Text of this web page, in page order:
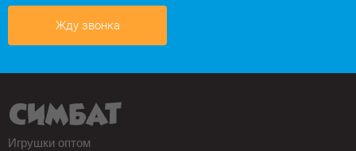
Жду звонка
Игрушки оптом